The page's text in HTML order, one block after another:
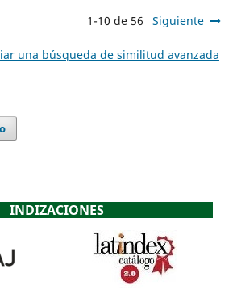
1-10 de 56 Siguiente
una búsqueda de similitud avanzada
INDIZACIONES